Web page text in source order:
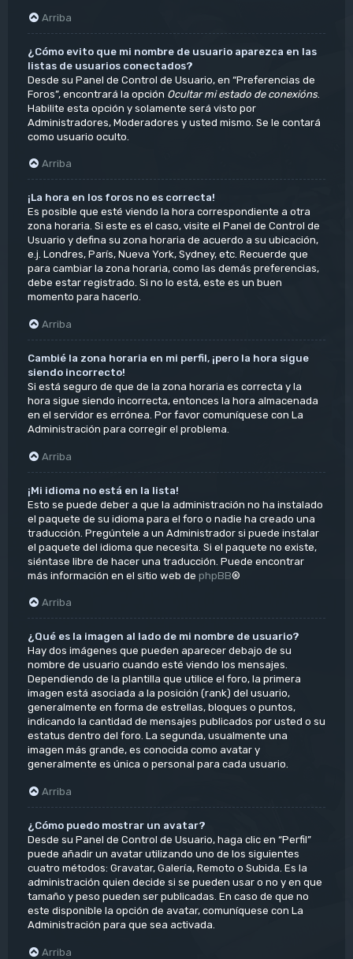
Arriba
¿Cómo evito que mi nombre de usuario aparezca en las
listas de usuarios conectados?
Desde su Panel de Control de Usuario, en “Preferencias de
Foros”, encontrará la opción Ocultar mi estado de conexións.
Habilite esta opción y solamente será visto por
Administradores, Moderadores y usted mismo. Se le contará
como usuario oculto.
Arriba
¡La hora en los foros no es correcta!
Es posible que esté viendo la hora correspondiente a otra
zona horaria. Si este es el caso, visite el Panel de Control de
Usuario y defina su zona horaria de acuerdo a su ubicación,
e.j. Londres, París, Nueva York, Sydney, etc. Recuerde que
para cambiar la zona horaria, como las demás preferencias,
debe estar registrado. Si no lo está, este es un buen
momento para hacerlo.
Arriba
Cambié la zona horaria en mi perfil, ¡pero la hora sigue
siendo incorrecto!
Si está seguro de que de la zona horaria es correcta y la
hora sigue siendo incorrecta, entonces la hora almacenada
en el servidor es errónea. Por favor comuníquese con La
Administración para corregir el problema.
Arriba
¡Mi idioma no está en la lista!
Esto se puede deber a que la administración no ha instalado
el paquete de su idioma para el foro o nadie ha creado una
traducción. Pregúntele a un Administrador si puede instalar
el paquete del idioma que necesita. Si el paquete no existe,
siéntase libre de hacer una traducción. Puede encontrar
más información en el sitio web de phpBB®
Arriba
¿Qué es la imagen al lado de mi nombre de usuario?
Hay dos imágenes que pueden aparecer debajo de su
nombre de usuario cuando esté viendo los mensajes.
Dependiendo de la plantilla que utilice el foro, la primera
imagen está asociada a la posición (rank) del usuario,
generalmente en forma de estrellas, bloques o puntos,
indicando la cantidad de mensajes publicados por usted o su
estatus dentro del foro. La segunda, usualmente una
imagen más grande, es conocida como avatar y
generalmente es única o personal para cada usuario.
Arriba
¿Cómo puedo mostrar un avatar?
Desde su Panel de Control de Usuario, haga clic en “Perfil”
puede añadir un avatar utilizando uno de los siguientes
cuatro métodos: Gravatar, Galería, Remoto o Subida. Es la
administración quien decide si se pueden usar o no y en que
tamaño y peso pueden ser publicadas. En caso de que no
este disponible la opción de avatar, comuníquese con La
Administración para que sea activada.
Arriba